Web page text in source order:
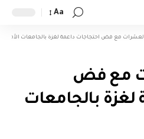
Aa
مع فض احتجاجات داعمة لغزة بالجامعات
مع فض
لغزة بالجامعات